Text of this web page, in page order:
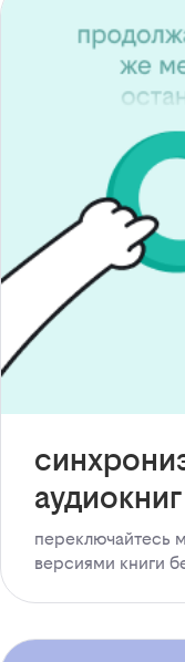
аудиокниг
переключайтесь
версиями книги